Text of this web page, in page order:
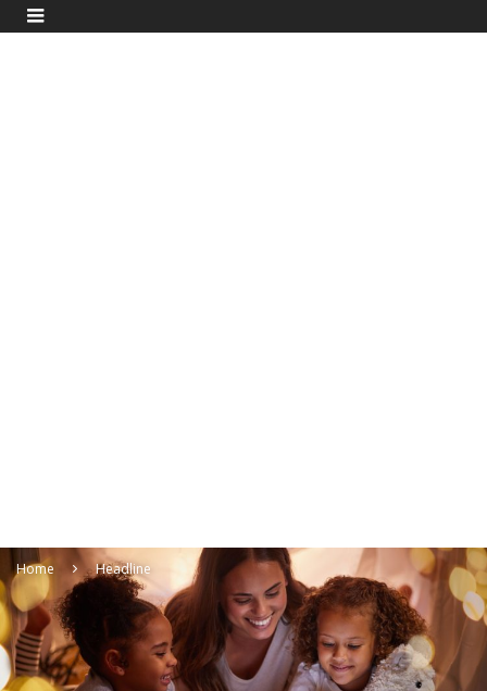
Home Headline